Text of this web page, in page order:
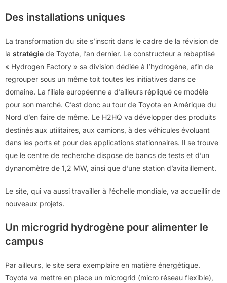
Des installations uniques
La transformation du site s’inscrit dans le cadre de la révision de
la stratégie de Toyota, l’an dernier. Le constructeur a rebaptisé
« Hydrogen Factory » sa division dédiée à l’hydrogène, afin de
regrouper sous un même toit toutes les initiatives dans ce
domaine. La filiale européenne a d’ailleurs répliqué ce modèle
pour son marché. C’est donc au tour de Toyota en Amérique du
Nord d’en faire de même. Le H2HQ va développer des produits
destinés aux utilitaires, aux camions, à des véhicules évoluant
dans les ports et pour des applications stationnaires. Il se trouve
que le centre de recherche dispose de bancs de tests et d’un
dynanomètre de 1,2 MW, ainsi que d’une station d’avitaillement.
Le site, qui va aussi travailler à l’échelle mondiale, va accueillir de
nouveaux projets.
Un microgrid hydrogène pour alimenter le
campus
Par ailleurs, le site sera exemplaire en matière énergétique.
Toyota va mettre en place un microgrid (micro réseau flexible),